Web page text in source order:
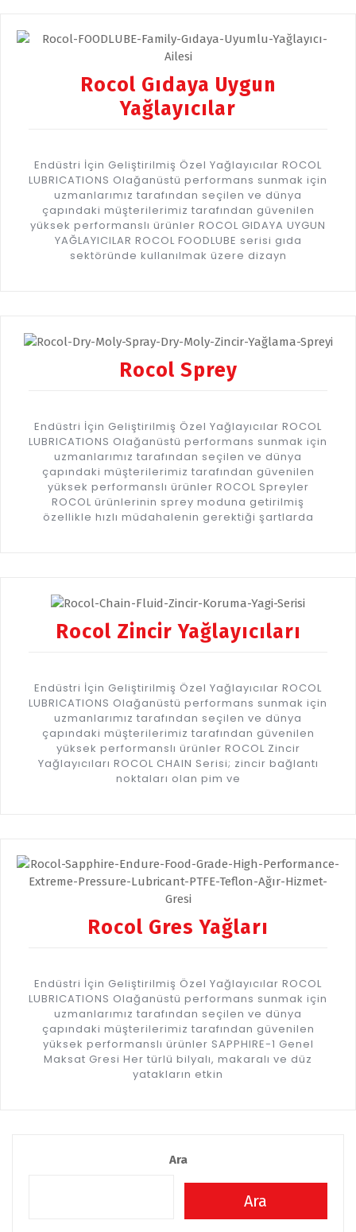
Rocol Gıdaya Uygun
Yağlayıcılar
Endüstri İçin Geliştirilmiş Özel Yağlayıcılar ROCOL
LUBRICATIONS Olağanüstü performans sunmak için
uzmanlarımız tarafından seçilen ve dünya
çapındaki müşterilerimiz tarafından güvenilen
yüksek performanslı ürünler ROCOL GIDAYA UYGUN
YAĞLAYICILAR ROCOL FOODLUBE serisi gıda
sektöründe kullanılmak üzere dizayn
Rocol Sprey
Endüstri İçin Geliştirilmiş Özel Yağlayıcılar ROCOL
LUBRICATIONS Olağanüstü performans sunmak için
uzmanlarımız tarafından seçilen ve dünya
çapındaki müşterilerimiz tarafından güvenilen
yüksek performanslı ürünler ROCOL Spreyler
ROCOL ürünlerinin sprey moduna getirilmiş
özellikle hızlı müdahalenin gerektiği şartlarda
Rocol Zincir Yağlayıcıları
Endüstri İçin Geliştirilmiş Özel Yağlayıcılar ROCOL
LUBRICATIONS Olağanüstü performans sunmak için
uzmanlarımız tarafından seçilen ve dünya
çapındaki müşterilerimiz tarafından güvenilen
yüksek performanslı ürünler ROCOL Zincir
Yağlayıcıları ROCOL CHAIN Serisi; zincir bağlantı
noktaları olan pim ve
Rocol Gres Yağları
Endüstri İçin Geliştirilmiş Özel Yağlayıcılar ROCOL
LUBRICATIONS Olağanüstü performans sunmak için
uzmanlarımız tarafından seçilen ve dünya
çapındaki müşterilerimiz tarafından güvenilen
yüksek performanslı ürünler SAPPHIRE-1 Genel
Maksat Gresi Her türlü bilyalı, makaralı ve düz
yatakların etkin
Ara
Ara